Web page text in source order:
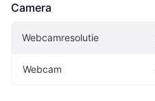
Camera
Webcamresolutie
Webcam